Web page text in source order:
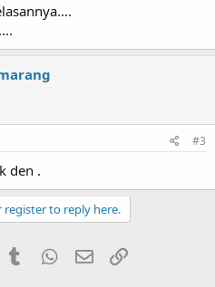
#3
den .
register to reply here.
PinterestTumblr WhatsApp
Email